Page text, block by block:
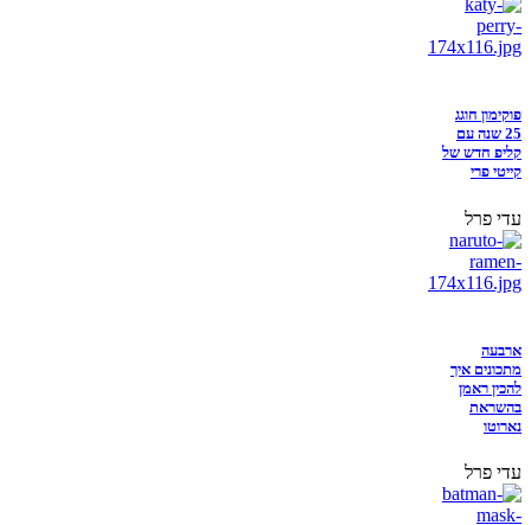
פוקימון חוגג
25 שנה עם
קליפ חדש של
קייטי פרי
עדי פרל
ארבעה
מתכונים איך
להכין ראמן
בהשראת
נארוטו
עדי פרל